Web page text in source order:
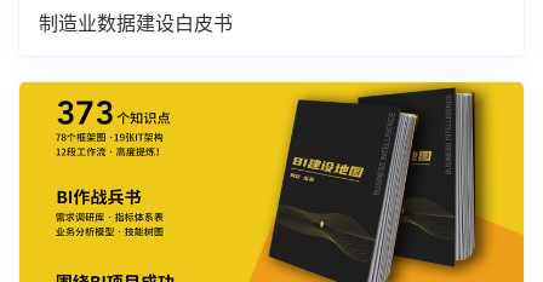
制造业数据建设白皮书